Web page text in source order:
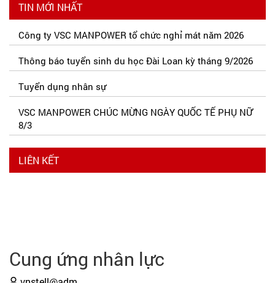
TIN MỚI NHẤT
Công ty VSC MANPOWER tổ chức nghỉ mát năm 2026
Thông báo tuyển sinh du học Đài Loan kỳ tháng 9/2026
Tuyển dụng nhân sự
VSC MANPOWER CHÚC MỪNG NGÀY QUỐC TẾ PHỤ NỮ
8/3
LIÊN KẾT
Cung ứng nhân lực